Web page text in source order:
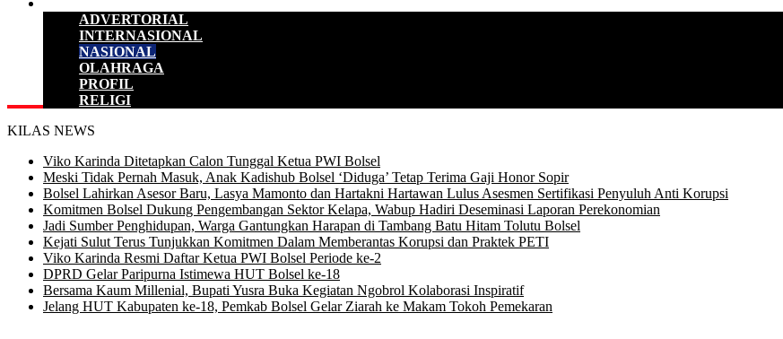
ADVERTORIAL
INTERNASIONAL
NASIONAL
OLAHRAGA
PROFIL
RELIGI
KILAS NEWS
Viko Karinda Ditetapkan Calon Tunggal Ketua PWI Bolsel
Meski Tidak Pernah Masuk, Anak Kadishub Bolsel ‘Diduga’ Tetap Terima Gaji Honor Sopir
Bolsel Lahirkan Asesor Baru, Lasya Mamonto dan Hartakni Hartawan Lulus Asesmen Sertifikasi Penyuluh Anti Korupsi
Komitmen Bolsel Dukung Pengembangan Sektor Kelapa, Wabup Hadiri Deseminasi Laporan Perekonomian
Jadi Sumber Penghidupan, Warga Gantungkan Harapan di Tambang Batu Hitam Tolutu Bolsel
Kejati Sulut Terus Tunjukkan Komitmen Dalam Memberantas Korupsi dan Praktek PETI
Viko Karinda Resmi Daftar Ketua PWI Bolsel Periode ke-2
DPRD Gelar Paripurna Istimewa HUT Bolsel ke-18
Bersama Kaum Millenial, Bupati Yusra Buka Kegiatan Ngobrol Kolaborasi Inspiratif
Jelang HUT Kabupaten ke-18, Pemkab Bolsel Gelar Ziarah ke Makam Tokoh Pemekaran